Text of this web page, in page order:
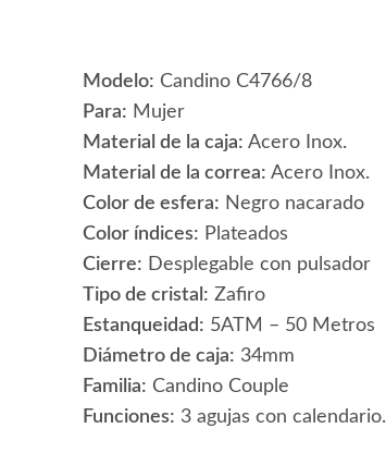
Modelo: Candino C4766/8
Para: Mujer
Material de la caja: Acero Inox.
Material de la correa: Acero Inox.
Color de esfera: Negro nacarado
Color índices: Plateados
Cierre: Desplegable con pulsador
Tipo de cristal: Zafiro
Estanqueidad: 5ATM – 50 Metros
Diámetro de caja: 34mm
Familia: Candino Couple
Funciones: 3 agujas con calendario.